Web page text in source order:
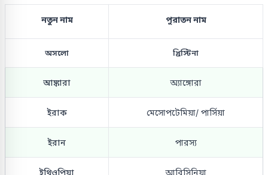
নতুন নাম পুরাতন নাম
অসলো খ্রিস্টিনা
আঙ্কারা অ্যাঙ্গোরা
ইরাক মেসোপটেমিয়া/ পার্সিয়া
ইরান পারস্য
ইথিওপিয়া আবিসিনিয়া